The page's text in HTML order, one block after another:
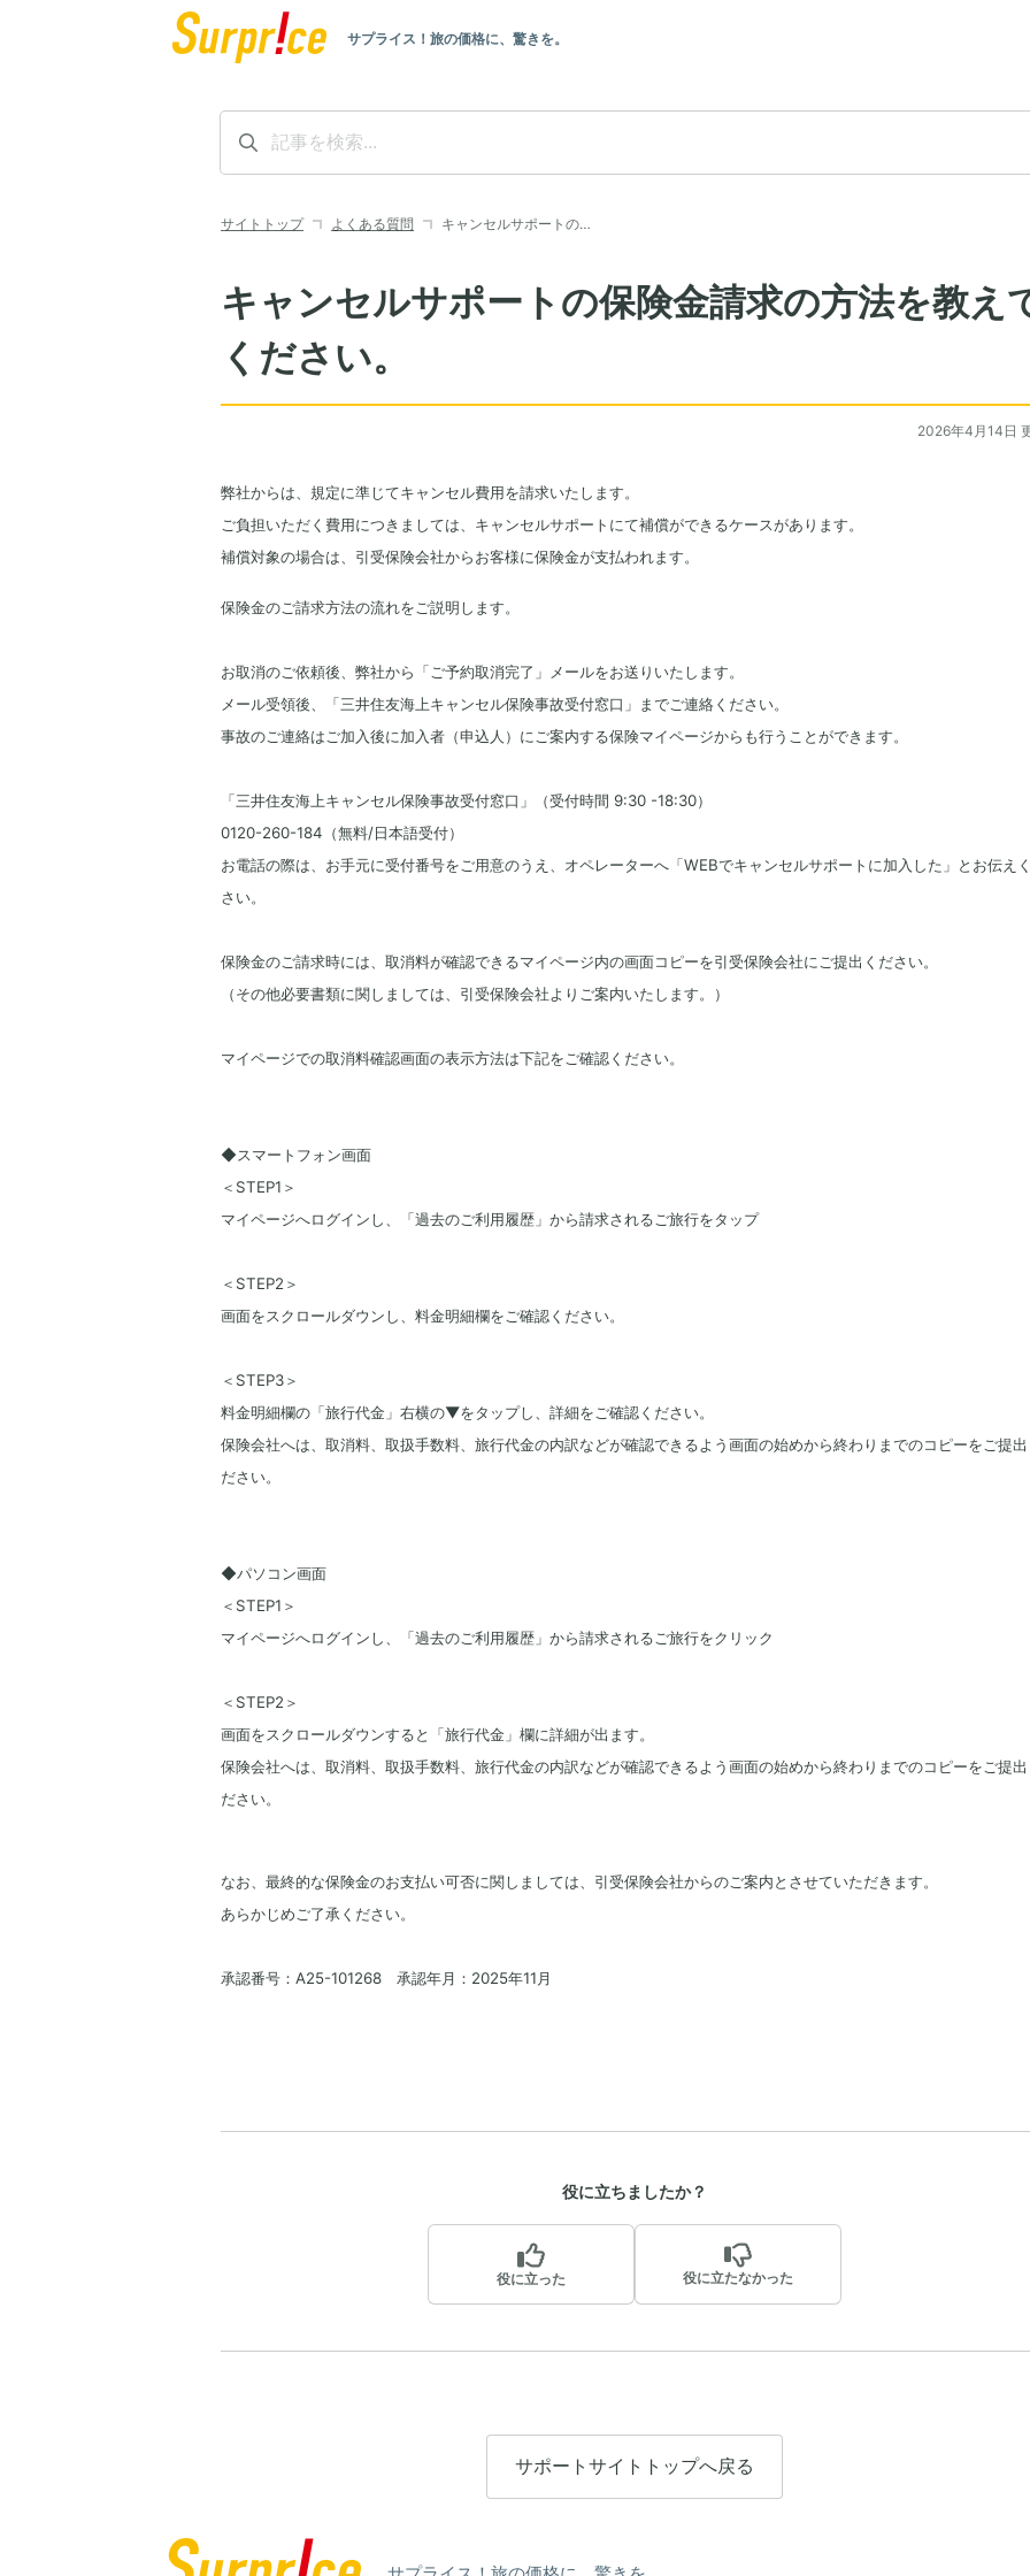
サプライス！旅の価格に、驚きを。
サイトトップ よくある質問 キャンセルサポートの…
キャンセルサポートの保険金請求の方法を教え
ください。
2026年4月14日
弊社からは、規定に準じてキャンセル費用を請求いたします。
ご負担いただく費用につきましては、キャンセルサポートにて補償ができるケースがあります。
補償対象の場合は、引受保険会社からお客様に保険金が支払われます。
保険金のご請求方法の流れをご説明します。
お取消のご依頼後、弊社から「ご予約取消完了」メールをお送りいたします。
メール受領後、「三井住友海上キャンセル保険事故受付窓口」までご連絡ください。
事故のご連絡はご加入後に加入者（申込人）にご案内する保険マイページからも行うことができます。
「三井住友海上キャンセル保険事故受付窓口」（受付時間 9:30 -18:30）
0120-260-184（無料/日本語受付）
お電話の際は、お手元に受付番号をご用意のうえ、オペレーターへ「WEBでキャンセルサポートに加入した」とお伝え
さい。
保険金のご請求時には、取消料が確認できるマイページ内の画面コピーを引受保険会社にご提出ください。
（その他必要書類に関しましては、引受保険会社よりご案内いたします。）
マイページでの取消料確認画面の表示方法は下記をご確認ください。
◆スマートフォン画面
＜STEP1＞
マイページへログインし、「過去のご利用履歴」から請求されるご旅行をタップ
＜STEP2＞
画面をスクロールダウンし、料金明細欄をご確認ください。
＜STEP3＞
料金明細欄の「旅行代金」右横の▼をタップし、詳細をご確認ください。
保険会社へは、取消料、取扱手数料、旅行代金の内訳などが確認できるよう画面の始めから終わりまでのコピーをご提
ださい。
◆パソコン画面
＜STEP1＞
マイページへログインし、「過去のご利用履歴」から請求されるご旅行をクリック
＜STEP2＞
画面をスクロールダウンすると「旅行代金」欄に詳細が出ます。
保険会社へは、取消料、取扱手数料、旅行代金の内訳などが確認できるよう画面の始めから終わりまでのコピーをご提
ださい。
なお、最終的な保険金のお支払い可否に関しましては、引受保険会社からのご案内とさせていただきます。
あらかじめご了承ください。
承認番号：A25-101268 承認年月：2025年11月
役に立ちましたか？
役に立った 役に立たなかった
サポートサイトトップへ戻る